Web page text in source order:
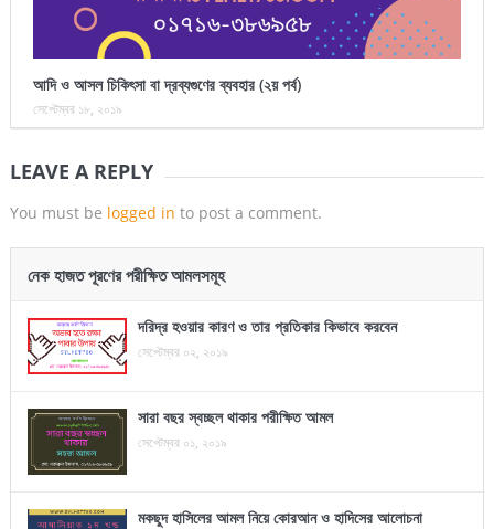
আদি ও আসল চিকিৎসা বা দ্রব্যগুণের ব্যবহার (২য় পর্ব)
সেপ্টেম্বর ১৮, ২০১৯
LEAVE A REPLY
You must be logged in to post a comment.
নেক হাজত পূরণের পরীক্ষিত আমলসমূহ
দরিদ্র হওয়ার কারণ ও তার প্রতিকার কিভাবে করবেন
সেপ্টেম্বর ০২, ২০১৯
সারা বছর স্বচ্ছল থাকার পরীক্ষিত আমল
সেপ্টেম্বর ০১, ২০১৯
মকছুদ হাসিলের আমল নিয়ে কোরআন ও হাদিসের আলোচনা